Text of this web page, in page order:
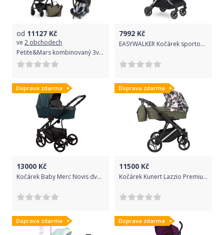
od 11127 Kč
ve 2 obchodech
Petite&Mars kombinovaný 3v1 Grand II Black Olive 2022
7992 Kč
EASYWALKER Kočárek sportovní Jackey Emerald Edition
Doprava zdarma
13000 Kč
Kočárek Baby Merc Novis dvojkombinace NV05/B
Doprava zdarma
11500 Kč
Kočárek Kunert Lazzio Premium dvojkombinace stříbrný rám olivový s květy
Doprava zdarma Doprava zdarma